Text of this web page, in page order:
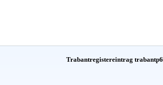
Trabantregistereintrag